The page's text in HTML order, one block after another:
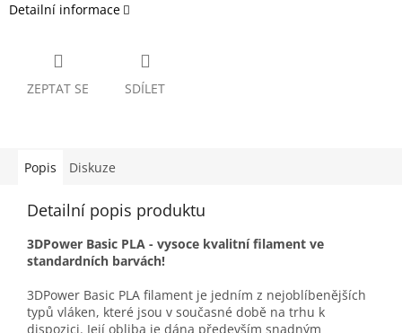
Detailní informace
ZEPTAT SE SDÍLET
Popis Diskuze
Detailní popis produktu
3DPower Basic PLA - vysoce kvalitní filament ve
standardních barvách!
3DPower Basic PLA filament je jedním z nejoblíbenějších
typů vláken, které jsou v současné době na trhu k
dispozici. Její obliba je dána především snadným